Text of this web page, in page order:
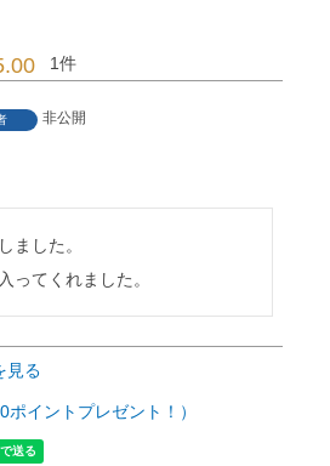
1
非公開
ました。
ってくれました。
見る
イントプレゼント！）